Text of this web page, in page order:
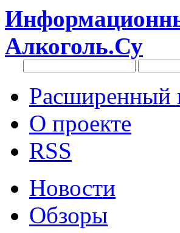
Алкоголь.Су
Расширенный
О проекте
RSS
Новости
Обзоры